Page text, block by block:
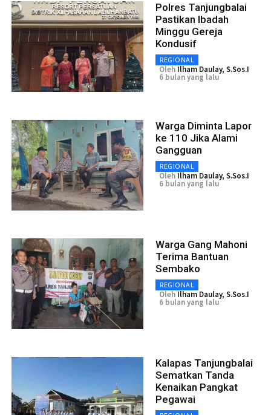
Polres Tanjungbalai
Pastikan Ibadah
Minggu Gereja
Kondusif
REGIONAL
Oleh Ilham Daulay, S.Sos.I
6 bulan yang lalu
Warga Diminta Lapor
ke 110 Jika Alami
Gangguan
REGIONAL
Oleh Ilham Daulay, S.Sos.I
6 bulan yang lalu
Warga Gang Mahoni
Terima Bantuan
Sembako
REGIONAL
Oleh Ilham Daulay, S.Sos.I
6 bulan yang lalu
Kalapas Tanjungbalai
Sematkan Tanda
Kenaikan Pangkat
Pegawai